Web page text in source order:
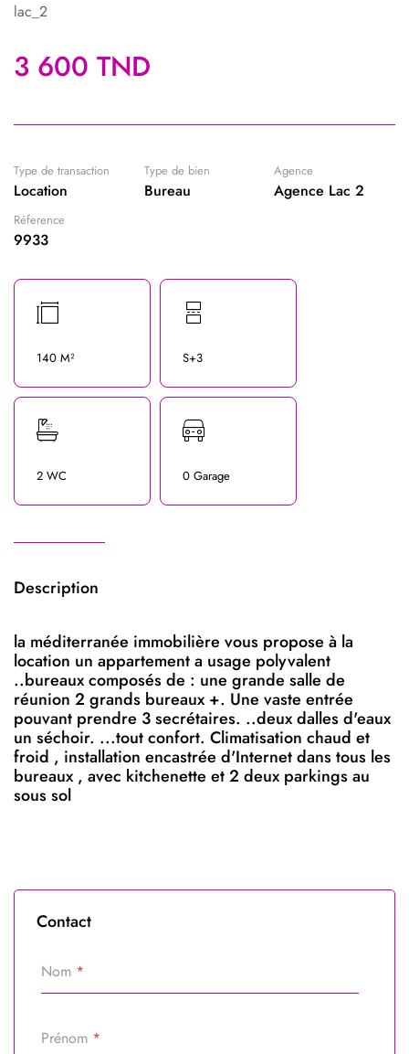
lac_2
3 600 TND
Type de transaction
Location
Type de bien
Bureau
Agence
Agence Lac 2
Réference
9933
140 M² S+3
2 WC 0 Garage
Description
la méditerranée immobilière vous propose à la
location un appartement a usage polyvalent
..bureaux composés de : une grande salle de
réunion 2 grands bureaux +. Une vaste entrée
pouvant prendre 3 secrétaires. ..deux dalles d'eaux
un séchoir. ...tout confort. Climatisation chaud et
froid , installation encastrée d'Internet dans tous les
bureaux , avec kitchenette et 2 deux parkings au
sous sol
Contact
Nom *
Prénom *